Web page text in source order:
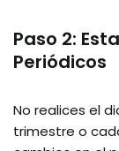
Paso 2:
Periódicos
No realices el
trimestre o